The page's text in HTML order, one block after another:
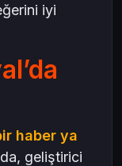
iyi
haber ya
geliştirici